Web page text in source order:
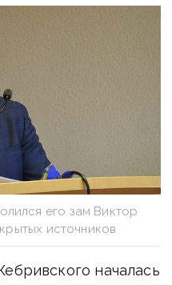
его зам Виктор
источников
началась